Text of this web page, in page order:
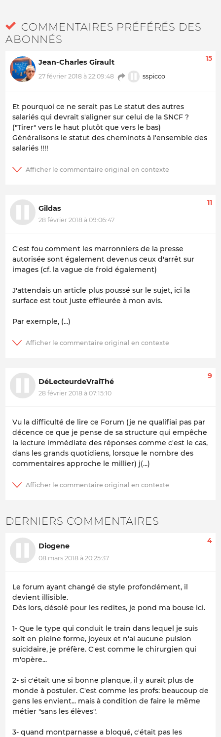
COMMENTAIRES PRÉFÉRÉS DES
ABONNÉS
Jean-Charles Girault
27 février 2018 à 22:09:48 sspicco
15
Et pourquoi ce ne serait pas Le statut des autres
salariés qui devrait s'aligner sur celui de la SNCF ?
("Tirer" vers le haut plutôt que vers le bas)
Généralisons le statut des cheminots à l'ensemble des
salariés !!!!
Gildas
28 février 2018 à 09:06:47
11
C'est fou comment les marronniers de la presse
autorisée sont également devenus ceux d'arrêt sur
images (cf. la vague de froid également)
J'attendais un article plus poussé sur le sujet, ici la
surface est tout juste effleurée à mon avis.
Par exemple, (...)
DéLecteurdeVraiThé
28 février 2018 à 07:15:10
9
Vu la difficulté de lire ce Forum (je ne qualifiai pas par
décence ce que je pense de sa structure qui empêche
la lecture immédiate des réponses comme c'est le cas,
dans les grands quotidiens, lorsque le nombre des
commentaires approche le millier) j(...)
DERNIERS COMMENTAIRES
Diogene
08 mars 2018 à 20:25:37
4
Le forum ayant changé de style profondément, il
devient illisible.
Dès lors, désolé pour les redites, je pond ma bouse ici.
1- Que le type qui conduit le train dans lequel je suis
soit en pleine forme, joyeux et n'ai aucune pulsion
suicidaire, je préfère. C'est comme le chirurgien qui
m'opère...
2- si c'était une si bonne planque, il y aurait plus de
monde à postuler. C'est comme les profs: beaucoup de
gens les envient... mais à condition de faire le même
métier "sans les élèves".
3- quand montparnasse a bloqué, c'était pas les